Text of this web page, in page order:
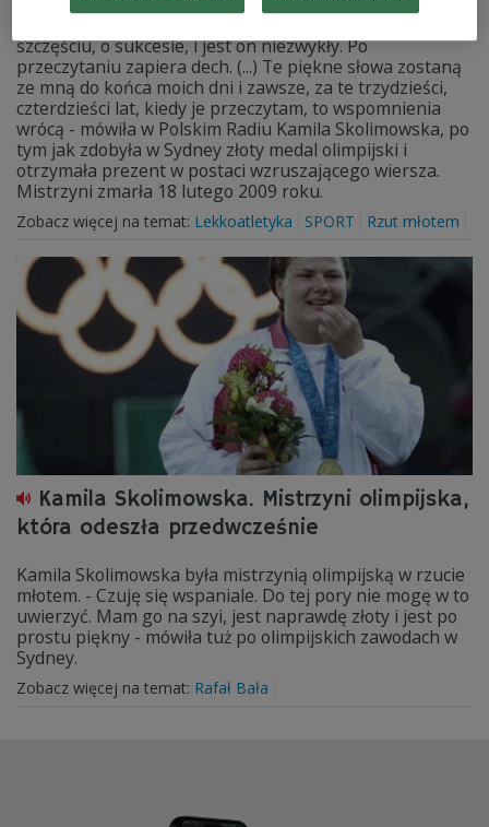
szczęściu, o sukcesie, i jest on niezwykły. Po
przeczytaniu zapiera dech. (...) Te piękne słowa zostaną
ze mną do końca moich dni i zawsze, za te trzydzieści,
czterdzieści lat, kiedy je przeczytam, to wspomnienia
wrócą - mówiła w Polskim Radiu Kamila Skolimowska, po
tym jak zdobyła w Sydney złoty medal olimpijski i
otrzymała prezent w postaci wzruszającego wiersza.
Mistrzyni zmarła 18 lutego 2009 roku.
Zobacz więcej na temat: Lekkoatletyka SPORT Rzut młotem
Kamila Skolimowska. Mistrzyni olimpijska,
która odeszła przedwcześnie
Kamila Skolimowska była mistrzynią olimpijską w rzucie
młotem. - Czuję się wspaniale. Do tej pory nie mogę w to
uwierzyć. Mam go na szyi, jest naprawdę złoty i jest po
prostu piękny - mówiła tuż po olimpijskich zawodach w
Sydney.
Zobacz więcej na temat: Rafał Bała